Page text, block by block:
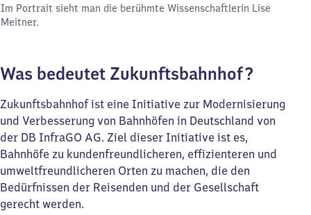
Im Portrait sieht man die berühmte Wissenschaftlerin Lise
Meitner.
Was bedeutet Zukunftsbahnhof?
Zukunftsbahnhof ist eine Initiative zur Modernisierung
und Verbesserung von Bahnhöfen in Deutschland von
der DB InfraGO AG. Ziel dieser Initiative ist es,
Bahnhöfe zu kundenfreundlicheren, effizienteren und
umweltfreundlicheren Orten zu machen, die den
Bedürfnissen der Reisenden und der Gesellschaft
gerecht werden.